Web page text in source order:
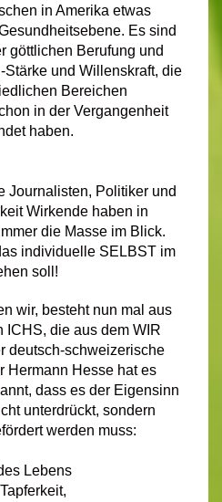
in Amerika etwas
Es sind
göttlichen Berufung und
und Willenskraft, die
Bereichen
in der Vergangenheit
haben.
Journalisten, Politiker und
Wirkende haben in
die Masse im Blick.
individuelle SELBST im
soll!
wir, besteht nun mal aus
die aus dem WIR
deutsch-schweizerische
Hermann Hesse hat es
dass es der Eigensinn
unterdrückt, sondern
werden muss:
Lebens